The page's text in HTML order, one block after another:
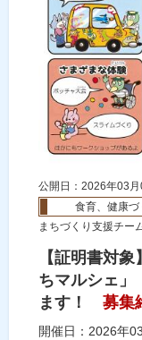
公開日：2026年03月
食育、健康づ
まちづくり支援チー
【証明書対
ちマルシェ
ます！
募集
開催日：2026年